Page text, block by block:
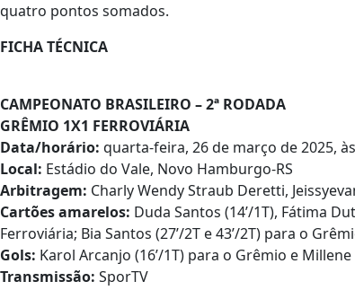
quatro pontos somados.
FICHA TÉCNICA
CAMPEONATO BRASILEIRO – 2ª RODADA
GRÊMIO 1X1 FERROVIÁRIA
Data/horário: quarta-feira, 26 de março de 2025,
Local: Estádio do Vale, Novo Hamburgo-RS
Arbitragem: Charly Wendy Straub Deretti,
Cartões amarelos: Duda Santos (14’/1T), Fátima
Ferroviária; Bia Santos (27’/2T e 43’/2T) para o
Gols: Karol Arcanjo (16’/1T) para o Grêmio e
Transmissão: SporTV